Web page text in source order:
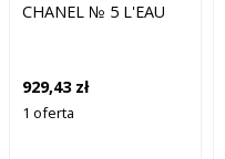
CHANEL № 5 L'EAU
929,43 zł
1 oferta